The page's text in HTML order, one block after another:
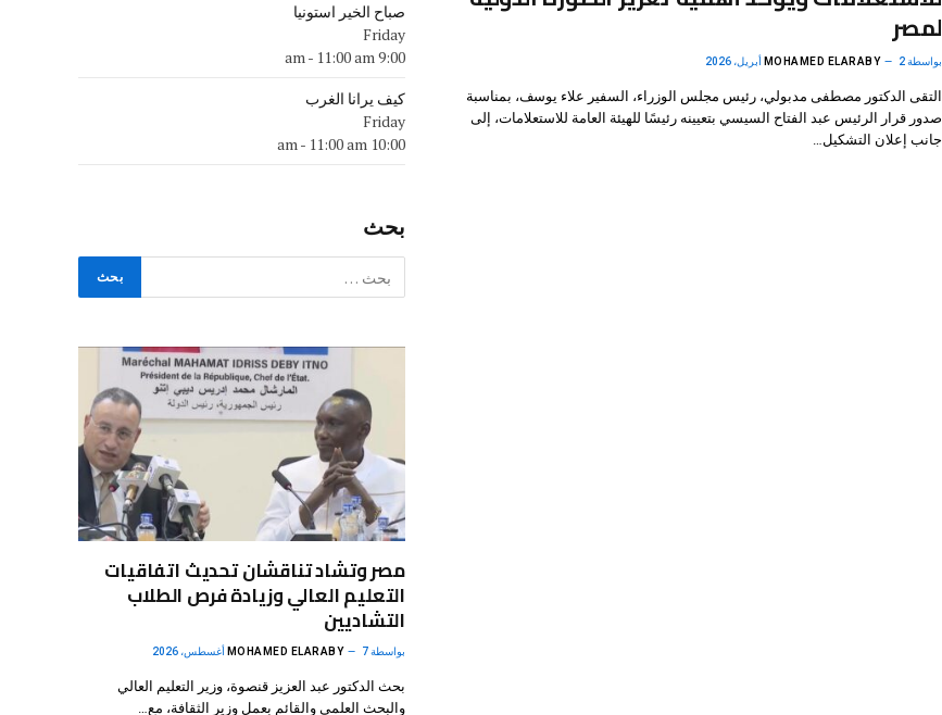
لمصر
بواسطة MOHAMED ELARABY 2 أبريل، 2026
التقى الدكتور مصطفى مدبولي، رئيس مجلس الوزراء، السفير علاء يوسف، بمناسبة
صدور قرار الرئيس عبد الفتاح السيسي بتعيينه رئيسًا للهيئة العامة للاستعلامات، إلى
جانب إعلان التشكيل…
صباح الخير استونيا
Friday
9:00 am
- 11:00 am
كيف يرانا الغرب
Friday
10:00 am
- 11:00 am
بحث
مصر وتشاد تناقشان تحديث اتفاقيات
التعليم العالي وزيادة فرص الطلاب
التشاديين
بواسطة MOHAMED ELARABY 7 أغسطس، 2026
بحث الدكتور عبد العزيز قنصوة، وزير التعليم العالي
والبحث العلمي والقائم بعمل وزير الثقافة، مع…